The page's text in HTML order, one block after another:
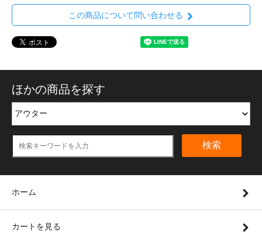
この商品について問い合わせる
ほかの商品を探す
検索
ホーム
カートを見る